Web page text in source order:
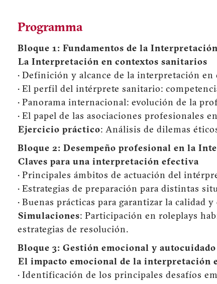
Programma
Bloque 1: Fundamentos de la
La Interpretación en contextos sanitarios
• Definición y alcance de la interpretación
• El perfil del intérprete sanitario:
• Panorama internacional: evolución de la
• El papel de las asociaciones profesionales
Ejercicio práctico: Análisis de dilemas
Bloque 2: Desempeño profesional en la
Claves para una interpretación efectiva
• Principales ámbitos de actuación del
• Estrategias de preparación para distintas
• Buenas prácticas para garantizar la calidad
Simulaciones: Participación en roleplays
estrategias de resolución.
Bloque 3: Gestión emocional y
El impacto emocional de la interpretación
• Identificación de los principales desafíos